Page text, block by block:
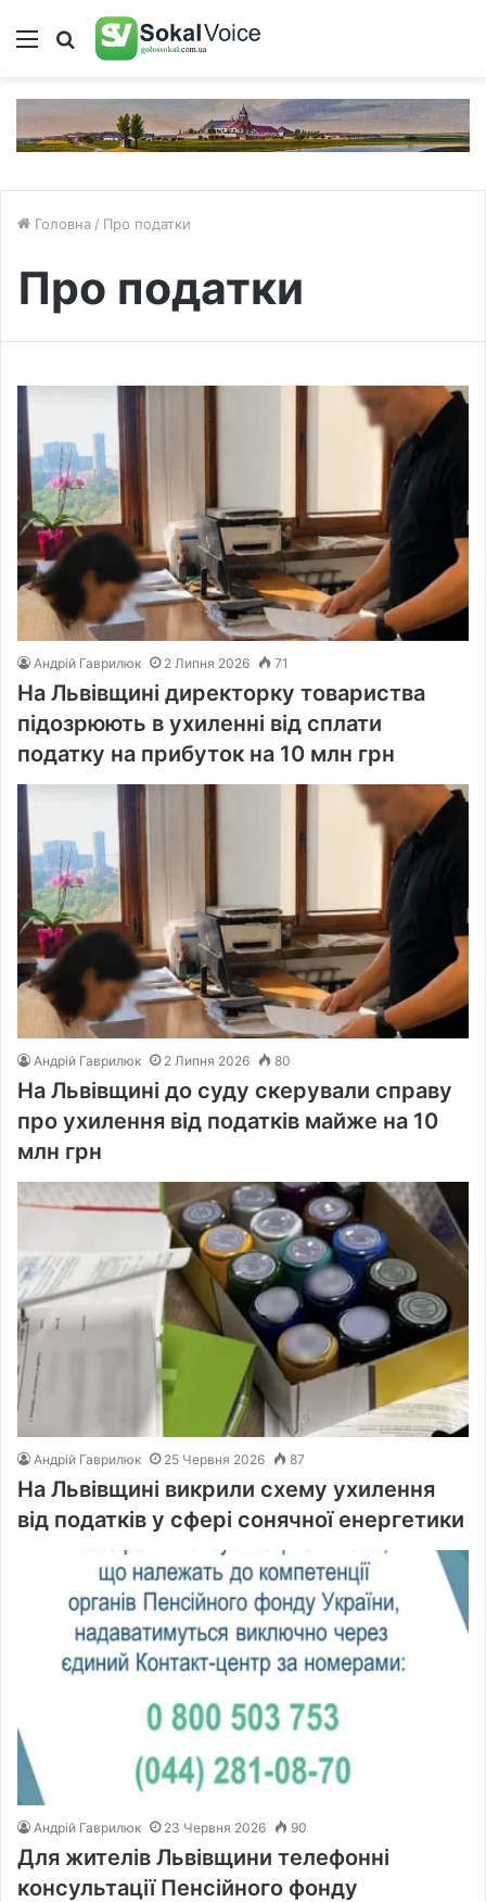
Меню Пошук
Головна / Про податки
Про податки
Андрій Гаврилюк 2 Липня 2026 71
На Львівщині директорку товариства
підозрюють в ухиленні від сплати
податку на прибуток на 10 млн грн
Андрій Гаврилюк 2 Липня 2026 80
На Львівщині до суду скерували справу
про ухилення від податків майже на 10
млн грн
Андрій Гаврилюк 25 Червня 2026 87
На Львівщині викрили схему ухилення
від податків у сфері сонячної енергетики
Андрій Гаврилюк 23 Червня 2026 90
Для жителів Львівщини телефонні
консультації Пенсійного фонду